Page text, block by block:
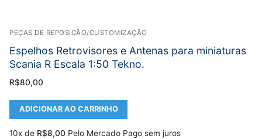
PEÇAS DE REPOSIÇÃO/CUSTOMIZAÇÃO
Espelhos Retrovisores e Antenas para miniaturas
Scania R Escala 1:50 Tekno.
R$80,00
ADICIONAR AO CARRINHO
10x de R$8,00 Pelo Mercado Pago sem juros